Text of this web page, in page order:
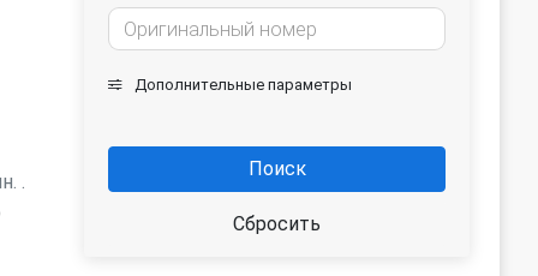
.
Дополнительные параметры
Поиск
Сбросить